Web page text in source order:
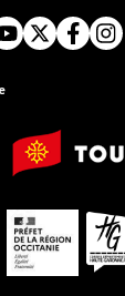
YouTube
X
Mairie
de
de
la